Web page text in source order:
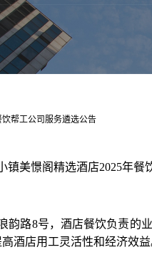
帮工公司服务遴选公告
镇美憬阁精选酒店2025年餐
韵路8号，酒店餐饮负责的
酒店用工灵活性和经济效